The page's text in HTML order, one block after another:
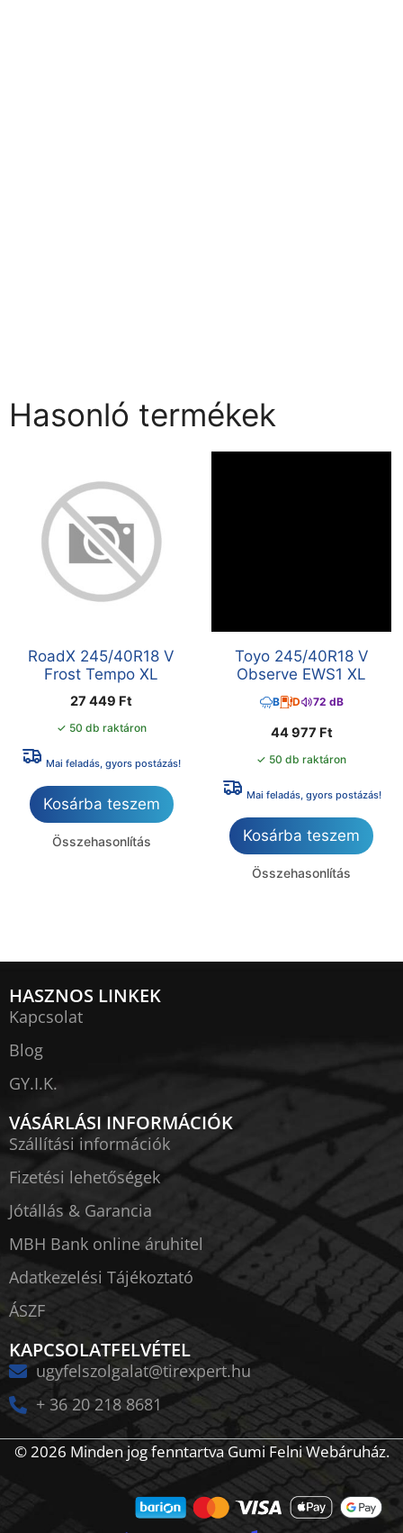
Hasonló termékek
RoadX 245/40R18 V
Frost Tempo XL
27 449 Ft
✓ 50 db raktáron
Mai feladás, gyors postázás!
Kosárba teszem
Összehasonlítás
Toyo 245/40R18 V
Observe EWS1 XL
B D 72 dB
44 977 Ft
✓ 50 db raktáron
Mai feladás, gyors postázás!
Kosárba teszem
Összehasonlítás
HASZNOS LINKEK
Kapcsolat
Blog
GY.I.K.
VÁSÁRLÁSI INFORMÁCIÓK
Szállítási információk
Fizetési lehetőségek
Jótállás & Garancia
MBH Bank online áruhitel
Adatkezelési Tájékoztató
ÁSZF
KAPCSOLATFELVÉTEL
ugyfelszolgalat@tirexpert.hu
+ 36 20 218 8681
© 2026 Minden jog fenntartva Gumi Felni Webáruház.